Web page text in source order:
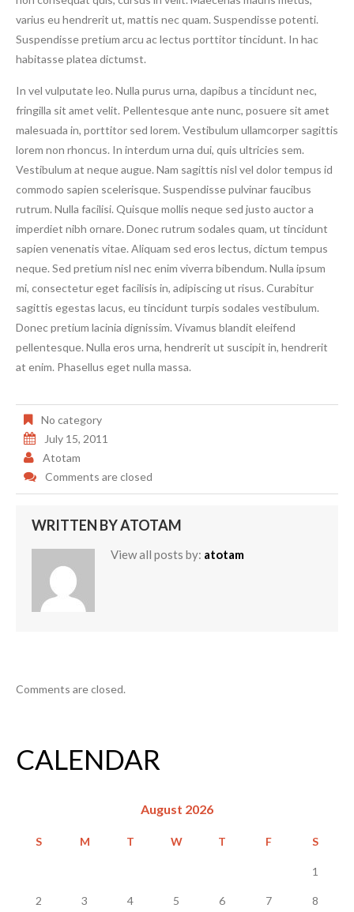
varius eu hendrerit ut, mattis nec quam. Suspendisse potenti.
Suspendisse pretium arcu ac lectus porttitor tincidunt. In hac
habitasse platea dictumst.
In vel vulputate leo. Nulla purus urna, dapibus a tincidunt nec,
fringilla sit amet velit. Pellentesque ante nunc, posuere sit amet
malesuada in, porttitor sed lorem. Vestibulum ullamcorper sagittis
lorem non rhoncus. In interdum urna dui, quis ultricies sem.
Vestibulum at neque augue. Nam sagittis nisl vel dolor tempus id
commodo sapien scelerisque. Suspendisse pulvinar faucibus
rutrum. Nulla facilisi. Quisque mollis neque sed justo auctor a
imperdiet nibh ornare. Donec rutrum sodales quam, ut tincidunt
sapien venenatis vitae. Aliquam sed eros lectus, dictum tempus
neque. Sed pretium nisl nec enim viverra bibendum. Nulla ipsum
mi, consectetur eget facilisis in, adipiscing ut risus. Curabitur
sagittis egestas lacus, eu tincidunt turpis sodales vestibulum.
Donec pretium lacinia dignissim. Vivamus blandit eleifend
pellentesque. Nulla eros urna, hendrerit ut suscipit in, hendrerit
at enim. Phasellus eget nulla massa.
No category
July 15, 2011
Atotam
Comments are closed
WRITTEN BYATOTAM
View all posts by: atotam
Comments are closed.
CALENDAR
August 2026
S M T W T F S
1
2 3 4 5 6 7 8